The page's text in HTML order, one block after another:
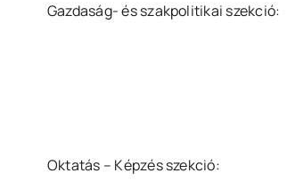
Gazdaság- és szakpolitikai szekció:
Oktatás – Képzés szekció: